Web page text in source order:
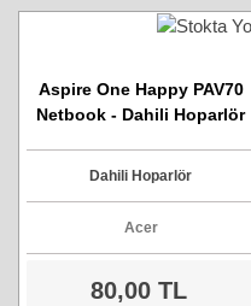
Aspire One Happy PAV70
Netbook - Dahili Hoparlör
Dahili Hoparlör
Acer
80,00 TL